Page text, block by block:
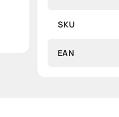
SKU
EAN